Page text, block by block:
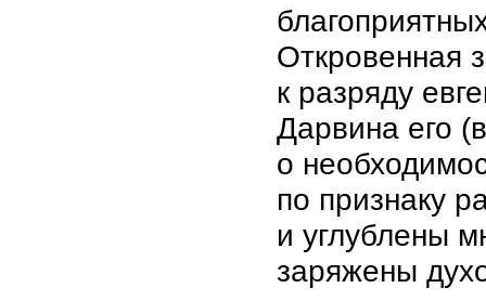
Откровенная
к разряду
Дарвина его
о
по признаку
и углублены
заряжены